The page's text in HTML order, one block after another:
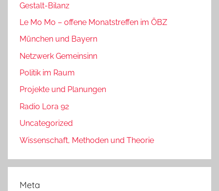
Gestalt-Bilanz
Le Mo Mo – offene Monatstreffen im ÖBZ
München und Bayern
Netzwerk Gemeinsinn
Politik im Raum
Projekte und Planungen
Radio Lora 92
Uncategorized
Wissenschaft, Methoden und Theorie
Meta